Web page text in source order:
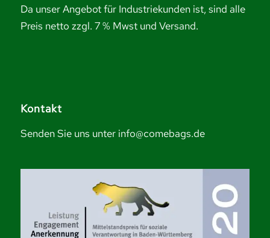
Da unser Angebot für Industriekunden ist, sind alle
Preis netto zzgl. 7 % Mwst und Versand.
Kontakt
Senden Sie uns unter info@comebags.de